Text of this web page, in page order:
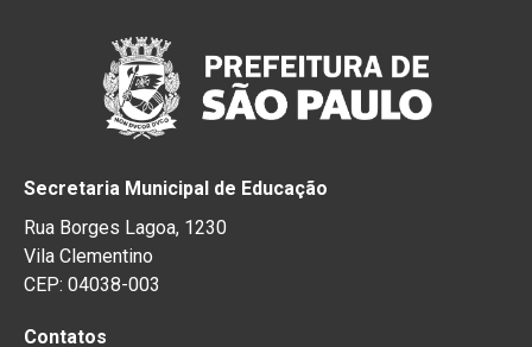
Secretaria Municipal de Educação
Rua Borges Lagoa, 1230
Vila Clementino
CEP: 04038-003
Contatos